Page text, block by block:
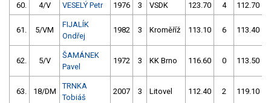
60. 4/V VESELÝ Petr 1976 3 VSDK 123.70 4 112.70
61. 5/VM
FIJALÍK
Ondřej
1982 3 Kroměříž 113.10 6 113.40
62. 5/V
ŠAMÁNEK
Pavel
1972 3 KK Brno 116.60 0 113.50
63. 18/DM
TRNKA
Tobiáš
2007 3 Litovel 112.40 2 119.10